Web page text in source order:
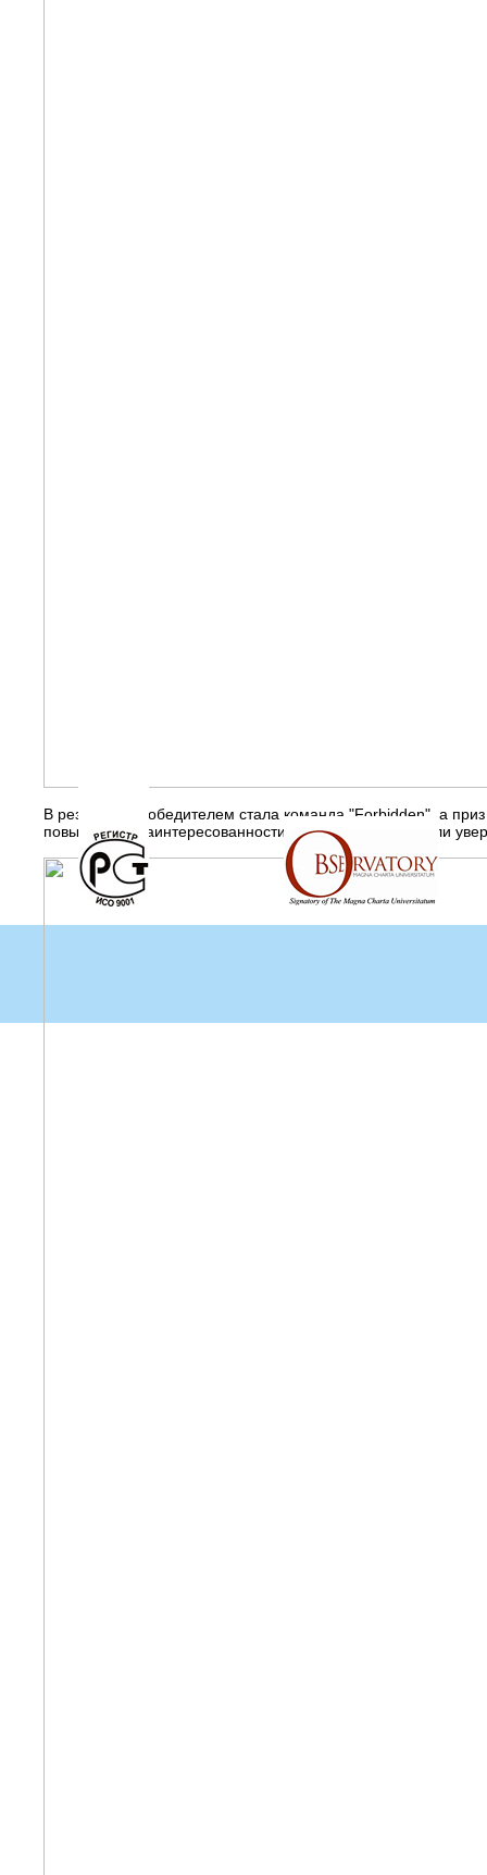
В результате победителем стала команда "Forbidden", а
повышенной заинтересованности студентов, и выразили